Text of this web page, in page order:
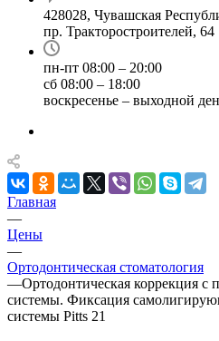
428028, Чувашская
пр. Тракторостроителей, 64
пн-пт 08:00 – 20:00
сб 08:00 – 18:00
воскресенье – выходной
Главная
—
Цены
—
Ортодонтическая стоматология
—Ортодонтическая коррекция с
системы. Фиксация
системы Pitts 21